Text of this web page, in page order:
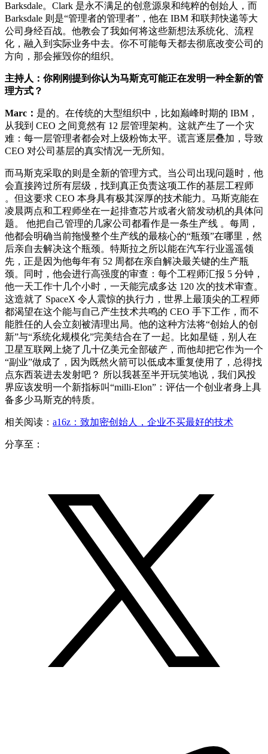
Barksdale。Clark 是永不满足的创意源泉和纯粹的创始人，而
Barksdale 则是“管理者的管理者”，他在 IBM 和联邦快递等大
公司身经百战。他教会了我如何将这些新想法系统化、流程
化，融入到实际业务中去。你不可能每天都去彻底改变公司的
方向，那会摧毁你的组织。
主持人：你刚刚提到你认为马斯克可能正在发明一种全新的管
理方式？
Marc： 是的。在传统的大型组织中，比如巅峰时期的 IBM，
从我到 CEO 之间竟然有 12 层管理架构。这就产生了一个灾
难：每一层管理者都会对上级粉饰太平。谎言逐层叠加，导致
CEO 对公司基层的真实情况一无所知。
而马斯克采取的则是全新的管理方式。当公司出现问题时，他
会直接跨过所有层级，找到真正负责这项工作的基层工程师
。但这要求 CEO 本身具有极其深厚的技术能力。马斯克能在
凌晨两点和工程师坐在一起排查芯片或者火箭发动机的具体问
题。 他把自己管理的几家公司都看作是一条生产线 。每周，
他都会明确当前拖慢整个生产线的最核心的“瓶颈”在哪里，然
后亲自去解决这个瓶颈。特斯拉之所以能在汽车行业遥遥领
先，正是因为他每年有 52 周都在亲自解决最关键的生产瓶
颈。同时，他会进行高强度的审查：每个工程师汇报 5 分钟，
他一天工作十几个小时，一天能完成多达 120 次的技术审查。
这造就了 SpaceX 令人震惊的执行力，世界上最顶尖的工程师
都渴望在这个能与自己产生技术共鸣的 CEO 手下工作，而不
能胜任的人会立刻被清理出局。他的这种方法将“创始人的创
新”与“系统化规模化”完美结合在了一起。比如星链，别人在
卫星互联网上烧了几十亿美元全部破产，而他却把它作为一个
“副业”做成了，因为既然火箭可以低成本重复使用了，总得找
点东西装进去发射吧？ 所以我甚至半开玩笑地说，我们风投
界应该发明一个新指标叫“milli-Elon”：评估一个创业者身上具
备多少马斯克的特质。
相关阅读： a16z：致加密创始人，企业不买最好的技术
分享至：